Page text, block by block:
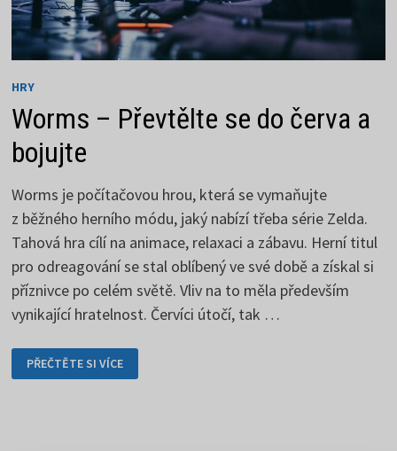
HRY
Worms – Převtělte se do červa a
bojujte
Worms je počítačovou hrou, která se vymaňujte
z běžného herního módu, jaký nabízí třeba série Zelda.
Tahová hra cílí na animace, relaxaci a zábavu. Herní titul
pro odreagování se stal oblíbený ve své době a získal si
příznivce po celém světě. Vliv na to měla především
vynikající hratelnost. Červíci útočí, tak …
WORMS
–
PŘEVTĚLTE
PŘEČTĚTE SI VÍCE